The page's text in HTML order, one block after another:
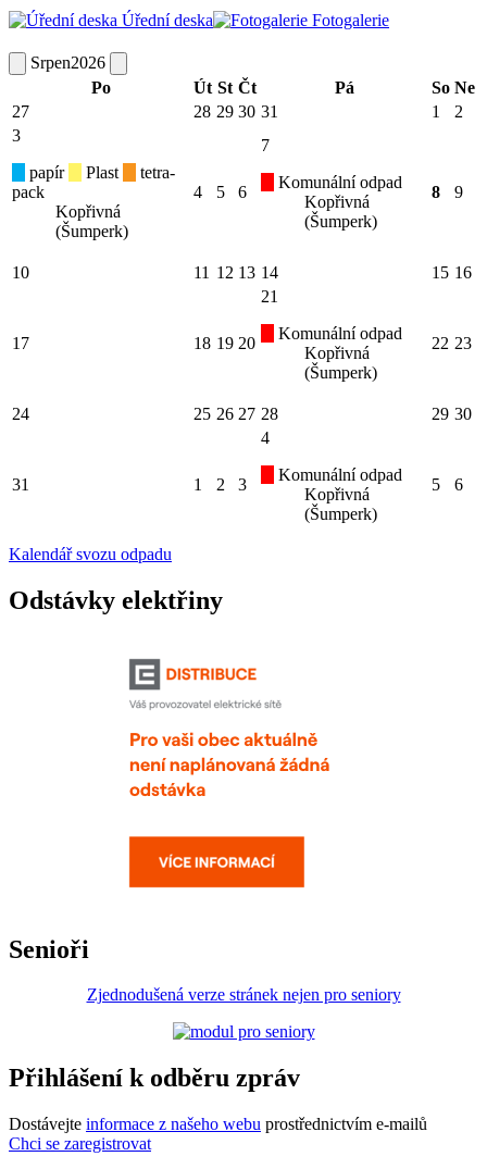
Úřední deska
Fotogalerie
Srpen2026
Po
Út St Čt Pá So Ne
27
28 29 30 31 1
2
3
papír
Plast
tetra-
pack
Kopřivná
(Šumperk)
4 5 6
7
Komunální odpad
Kopřivná
(Šumperk)
8 9
10 11 12 13 14 15 16
17 18 19 20
21
Komunální odpad
Kopřivná
(Šumperk)
22 23
24 25 26 27 28 29 30
31 1 2 3
4
Komunální odpad
Kopřivná
(Šumperk)
5 6
Kalendář svozu odpadu
Odstávky elektřiny
Senioři
Zjednodušená verze stránek nejen pro seniory
Přihlášení k odběru zpráv
Dostávejte informace z našeho webu prostřednictvím e-mailů
Chci se zaregistrovat